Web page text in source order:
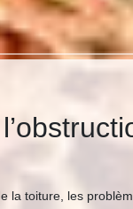
toiture, les